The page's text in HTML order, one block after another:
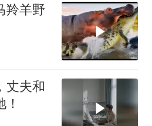
羚羊野
丈夫和